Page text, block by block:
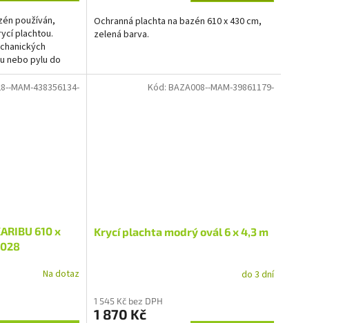
používán,
plachtou.
nebo pylu do
Ochranná plachta na bazén 610 x 430 cm,
zelená barva.
610 x
Na dotaz
MAM-438356134-
Krycí plachta modrý ovál 6 x 4,3 m
do 3 dní
1 545 Kč bez DPH
1 870 Kč
Kód: BAZA008--MAM-39861179-